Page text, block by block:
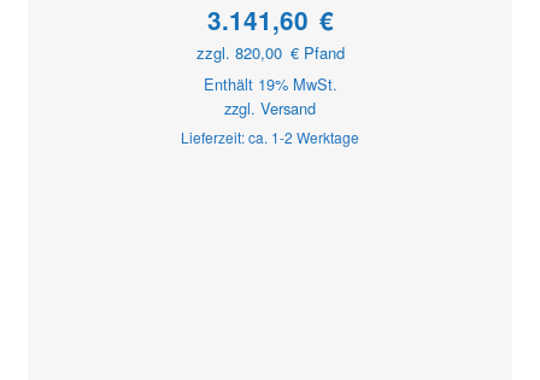
3.141,60 €
zzgl. 820,00 €Pfand
Enthält 19% MwSt.
zzgl. Versand
Lieferzeit: ca. 1-2 Werktage